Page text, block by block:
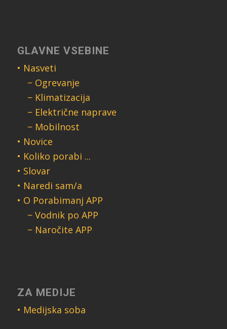
GLAVNE VSEBINE
• Nasveti
− Ogrevanje
− Klimatizacija
− Električne naprave
− Mobilnost
• Novice
• Koliko porabi ...
• Slovar
• Naredi sam/a
• O Porabimanj APP
− Vodnik po APP
− Naročite APP
ZA MEDIJE
• Medijska soba